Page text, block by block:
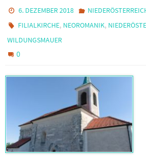
6. DEZEMBER 2018
FILIALKIRCHE, NEOROMANIK,
WILDUNGSMAUER
0